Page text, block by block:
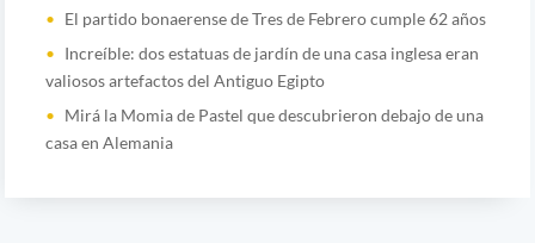
El partido bonaerense de Tres de Febrero cumple 62 años
Increíble: dos estatuas de jardín de una casa inglesa eran
valiosos artefactos del Antiguo Egipto
Mirá la Momia de Pastel que descubrieron debajo de una
casa en Alemania